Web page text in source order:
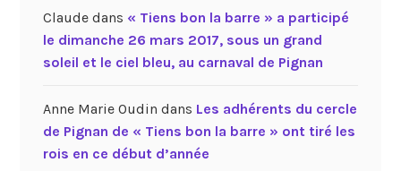
Claudedans « Tiens bon la barre » a participé
le dimanche 26 mars 2017, sous un grand
soleil et le ciel bleu, au carnaval de Pignan
Anne Marie Oudin dans Les adhérents du cercle
de Pignan de « Tiens bon la barre » ont tiré les
rois en ce début d’année